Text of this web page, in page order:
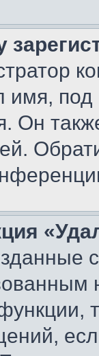
имя,
Он